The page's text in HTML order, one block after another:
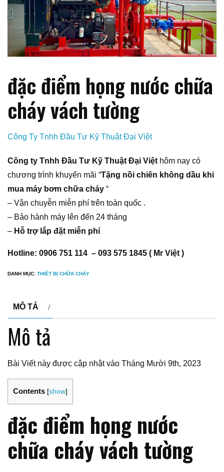
đặc điểm họng nước chữa
cháy vách tường
Công Ty Tnhh Đầu Tư Kỹ Thuật Đại Việt
Công ty Tnhh Đầu Tư Kỹ Thuật Đại Việt hôm nay có
chương trình khuyến mãi “Tặng nồi chiên không dầu khi
mua máy bơm chữa cháy “
– Vận chuyễn miễn phí trên toàn quốc .
– Bảo hành máy lên đến 24 tháng
– Hỗ trợ lắp đặt miễn phí
Hotline: 0906 751 114 – 093 575 1845 ( Mr Việt )
DANH MỤC: THIẾT BỊ CHỮA CHÁY
MÔ TẢ
Mô tả
Bài Viết này được cập nhật vào Tháng Mười 9th, 2023
Contents [show]
đặc điểm họng nước
chữa cháy vách tường